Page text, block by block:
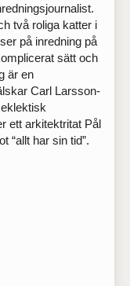
två roliga katter i
på ­inredning på
sätt och
är en
Carl Larsson-
ett arkitektritat Pål
“allt har sin tid”.